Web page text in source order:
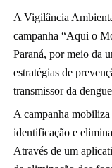
A Vigilância
campanha “Aqui o
Paraná, por meio da
estratégias de
transmissor da
A campanha
identificação e
Através de um